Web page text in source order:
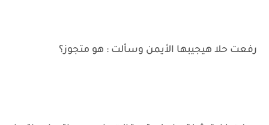
رفعت حلا هيجيبها الأيمن وسألت : هو متجوز؟